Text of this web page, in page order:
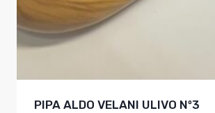
PIPA ALDO VELANI ULIVO Nº3